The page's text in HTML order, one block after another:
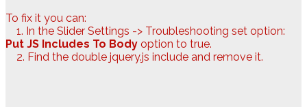
To fix it you can:
1. In the Slider Settings -> Troubleshooting set option:
Put JS Includes To Body option to true.
2. Find the double jquery.js include and remove it.